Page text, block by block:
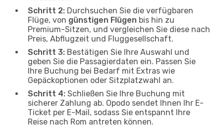
Schritt 2: Durchsuchen Sie die verfügbaren
Flüge, von günstigen Flügen bis hin zu
Premium-Sitzen, und vergleichen Sie diese nach
Preis, Abflugzeit und Fluggesellschaft.
Schritt 3: Bestätigen Sie Ihre Auswahl und
geben Sie die Passagierdaten ein. Passen Sie
Ihre Buchung bei Bedarf mit Extras wie
Gepäckoptionen oder Sitzplatzwahl an.
Schritt 4: Schließen Sie Ihre Buchung mit
sicherer Zahlung ab. Opodo sendet Ihnen Ihr E-
Ticket per E-Mail, sodass Sie entspannt Ihre
Reise nach Rom antreten können.